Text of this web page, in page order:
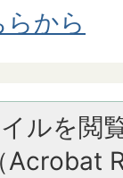
から
ルを閲
Acrobat